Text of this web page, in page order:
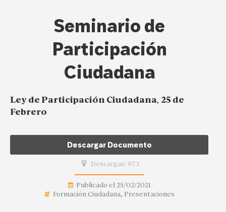
Seminario de
Participación
Ciudadana
Ley de Participación Ciudadana, 25 de
Febrero
Descargar Documento
Descargas: 973
Publicado el 25/02/2021
Formación Ciudadana, Presentaciones